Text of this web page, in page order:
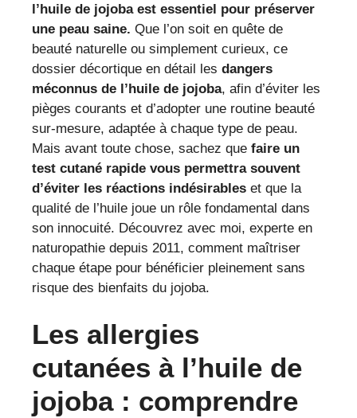
l’huile de jojoba est essentiel pour préserver
une peau saine. Que l’on soit en quête de
beauté naturelle ou simplement curieux, ce
dossier décortique en détail les dangers
méconnus de l’huile de jojoba, afin d’éviter les
pièges courants et d’adopter une routine beauté
sur-mesure, adaptée à chaque type de peau.
Mais avant toute chose, sachez que faire un
test cutané rapide vous permettra souvent
d’éviter les réactions indésirables et que la
qualité de l’huile joue un rôle fondamental dans
son innocuité. Découvrez avec moi, experte en
naturopathie depuis 2011, comment maîtriser
chaque étape pour bénéficier pleinement sans
risque des bienfaits du jojoba.
Les allergies
cutanées à l’huile de
jojoba : comprendre